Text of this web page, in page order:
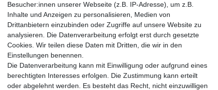
+49 2851 5895-0
Montag - Donnerstag: 08.00 - 16.30 Uhr
Freitag: 08.00 - 16.00 Uhr
Wir sind ein Großhandel, bitte wenden Sie sich als
Endkunde direkt an Ihren örtlichen Fachhändler. Vielen
Dank!
Besucher:innen unserer Webseite (z.B. IP-Adresse), um z.B.
Inhalte und Anzeigen zu personalisieren, Medien von
Drittanbietern einzubinden oder Zugriffe auf unsere Website zu
analysieren. Die Datenverarbeitung erfolgt erst durch gesetzte
Cookies. Wir teilen diese Daten mit Dritten, die wir in den
Einstellungen benennen.
Die Datenverarbeitung kann mit Einwilligung oder aufgrund eines
berechtigten Interesses erfolgen. Die Zustimmung kann erteilt
oder abgelehnt werden. Es besteht das Recht, nicht einzuwilligen